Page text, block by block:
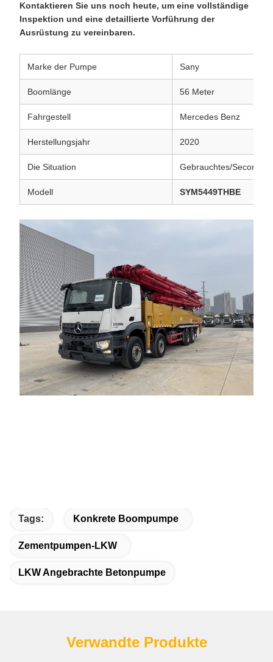
Kontaktieren Sie uns noch heute, um eine vollständige
Inspektion und eine detaillierte Vorführung der
Ausrüstung zu vereinbaren.
Marke der Pumpe Sany
Boomlänge 56 Meter
Fahrgestell Mercedes Benz
Herstellungsjahr 2020
Die Situation Gebrauchtes/Second
Modell SYM5449THBE